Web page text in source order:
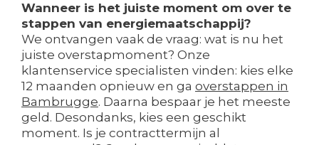
Wanneer is het juiste moment om over te
stappen van energiemaatschappij?
We ontvangen vaak de vraag: wat is nu het
juiste overstapmoment? Onze
klantenservice specialisten vinden: kies elke
12 maanden opnieuw en ga overstappen in
Bambrugge. Daarna bespaar je het meeste
geld. Desondanks, kies een geschikt
moment. Is je contracttermijn al